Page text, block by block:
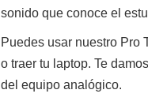
sonido que conoce el
Puedes usar nuestro Pro
o traer tu laptop. Te
del equipo analógico.